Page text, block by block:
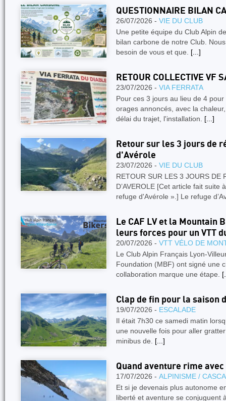
QUESTIONNAIRE BILAN
26/07/2026 - VIE DU CLUB
Une petite équipe du Club Alpin
bilan carbone de notre Club.
besoin de vous et que. [...]
RETOUR COLLECTIVE VF
23/07/2026 - VIA FERRATA
Pour ces 3 jours au lieu de 4
orages annoncés, avec la
délai du trajet, l'installation. [...]
Retour sur les 3 jours de
d'Avérole
23/07/2026 - VIE DU CLUB
RETOUR SUR LES 3 JOURS DE
D’AVEROLE [Cet article fait
refuge d'Avérole ».] Le refuge
Le CAF LV et la Mountain
leurs forces pour un VTT
20/07/2026 - VTT VÉLO DE
Le Club Alpin Français Lyon-
Foundation (MBF) ont signé une
collaboration marque une étape.
Clap de fin pour la saison
19/07/2026 - ESCALADE
Il était 7h30 ce samedi matin
une nouvelle fois pour aller
minibus de. [...]
Quand aventure rime
17/07/2026 - ALPINISME /
Et si je devenais plus autonome
liberté et aventure se conjuguent